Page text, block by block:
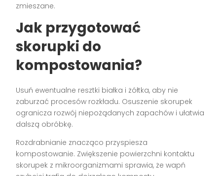
zmieszane.
Jak przygotować
skorupki do
kompostowania?
Usuń ewentualne resztki białka i żółtka, aby nie
zaburzać procesów rozkładu. Osuszenie skorupek
ogranicza rozwój niepożądanych zapachów i ułatwia
dalszą obróbkę.
Rozdrabnianie znacząco przyspiesza
kompostowanie. Zwiększenie powierzchni kontaktu
skorupek z mikroorganizmami sprawia, że wapń